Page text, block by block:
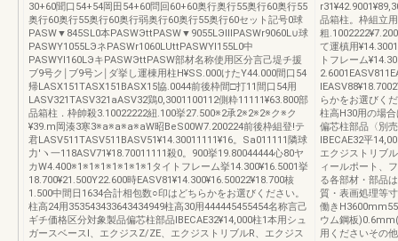
30+60聞口54+54岡田54+60問回60+60奥行奥行55奥行60奥行55
奥行60奥行55奥行60奥行弱奥行60奥行55奥行60セット記号0球
PASW▼845SL0本PASWЭttPASW▼9055LЭⅢPASWr9060L∪球
PASWY1055LЭネPASWr1060LUttPASWYl155L0中
PASWYl160LЭキPASWЭttPASW部材名称使用区分言己堤チ援
ブ9号ク￨ブ9号ン￨ダ挙し運棟用柱H¥SS.000けたY44.000間口54
帰LASX151TASX151BASX15協.0044前後枠間□打11間口54用
LASV321TASV321aASV32鶏0,3001100112側粋11111¥63.800部
品箱柱．枠帥殺3.10022222紐.100挙27.500※2承2※2※2※ク※ク
¥39.m岡湊3寒3※a※a※a※aW昭BeS00W7.200224前後枠組登!テ
君LASV511TASV511BASV51¥14.30011111¥16。Sa011111隣球
力′ヽ一118ASV71¥18.70011111殺0。900挙19.80044444心80ヤ
カW4.400※1※1※1※1※1※1※1タイトフレーム挙14.300¥16.5001挙
18.700¥21.500Y22.600時EASV81¥14.300¥16.50022¥18.700核
1.500中間日1634合計相包数○印はどちらかをお選びください。
柱高24用353543433643434949柱高30用444445455454名称言己
ギチ価格区分対象製品偏芯柱部品IBECAE32¥14,000柱1本用シュ
ガースベースI、エクジスZ/ZE、エクジストリブルR、エクジス
品箱柱。枠組立
粗
て運槙用
トフレーム
らかをお選びく
柱高H30用の場
偏芯柱部品〈別
IBECAE32平
エクジストリブ
ィールポート、
る各部材・部品
質・表画処理等
働き
ウム鋼板
用くださいその